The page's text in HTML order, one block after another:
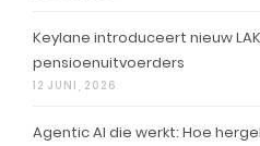
Keylane introduceert nieuw
pensioenuitvoerders
12 JUNI, 2026
Agentic AI die werkt: Hoe